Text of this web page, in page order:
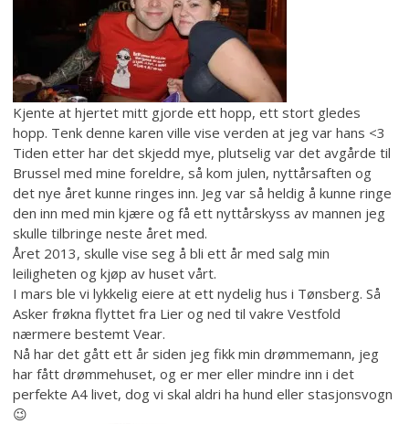
Kjente at hjertet mitt gjorde ett hopp, ett stort gledes
hopp. Tenk denne karen ville vise verden at jeg var hans <3
Tiden etter har det skjedd mye, plutselig var det avgårde til
Brussel med mine foreldre, så kom julen, nyttårsaften og
det nye året kunne ringes inn. Jeg var så heldig å kunne ringe
den inn med min kjære og få ett nyttårskyss av mannen jeg
skulle tilbringe neste året med.
Året 2013, skulle vise seg å bli ett år med salg min
leiligheten og kjøp av huset vårt.
I mars ble vi lykkelig eiere at ett nydelig hus i Tønsberg. Så
Asker frøkna flyttet fra Lier og ned til vakre Vestfold
nærmere bestemt Vear.
Nå har det gått ett år siden jeg fikk min drømmemann, jeg
har fått drømmehuset, og er mer eller mindre inn i det
perfekte A4 livet, dog vi skal aldri ha hund eller stasjonsvogn
😉